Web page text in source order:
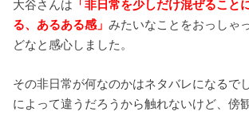
大谷さんは 「非日常を少しだけ混ぜること
る、あるある感」みたいなことをおっしゃ
どなと感心しました。
その非日常が何なのかはネタバレになるで
によって違うだろうから触れないけど、傍